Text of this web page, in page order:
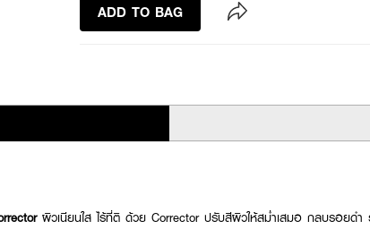
ADD TO BAG
ผิวเนียนใส ไร้ที่ติ ด้วย Corrector ปรับสีผิวให้สม่ำเสมอ กลบรอยด